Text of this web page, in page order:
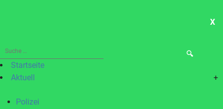
X
Suche
nach:Startseite
Aktuell
+
Polizei